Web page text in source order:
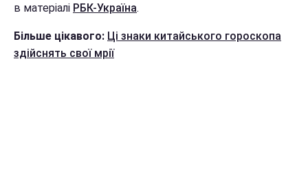
в матеріалі РБК-Україна.
Більше цікавого: Ці знаки китайського гороскопа
здійснять свої мрії